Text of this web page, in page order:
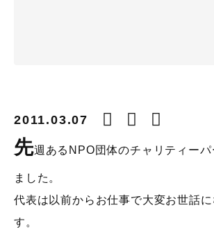
2011.03.07
先週あるNPO団体のチャリティーパ
ました。
代表は以前からお仕事で大変お世話
す。